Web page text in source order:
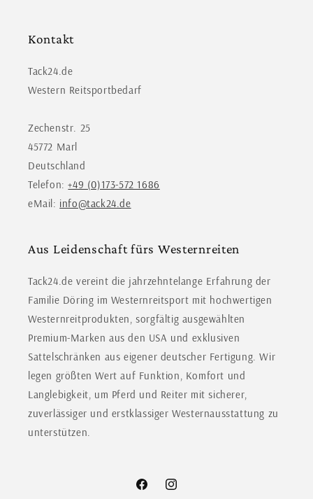
Kontakt
Tack24.de
Western Reitsportbedarf
Zechenstr. 25
45772 Marl
Deutschland
Telefon:+49 (0)173-572 1686
eMail: info@tack24.de
Aus Leidenschaft fürs Westernreiten
Tack24.de vereint die jahrzehntelange Erfahrung der
Familie Döring im Westernreitsport mit hochwertigen
Westernreitprodukten, sorgfältig ausgewählten
Premium-Marken aus den USA und exklusiven
Sattelschränken aus eigener deutscher Fertigung. Wir
legen größten Wert auf Funktion, Komfort und
Langlebigkeit, um Pferd und Reiter mit sicherer,
zuverlässiger und erstklassiger Westernausstattung zu
unterstützen.
FacebookInstagram